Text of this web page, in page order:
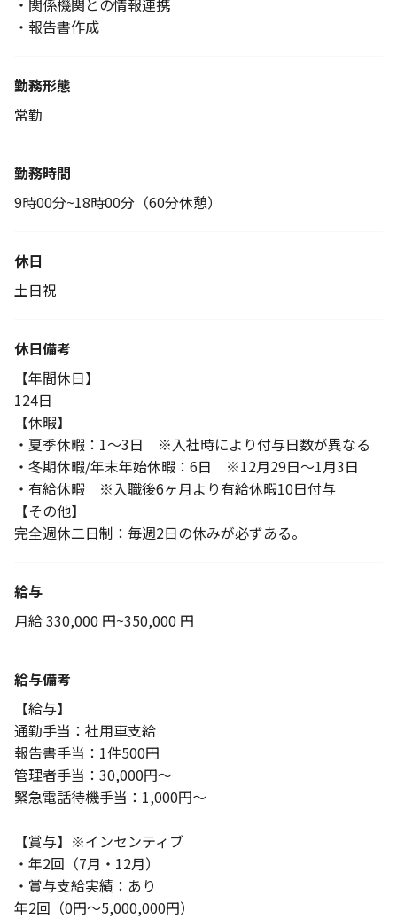
・関係機関との情報連携
・報告書作成
勤務形態
常勤
勤務時間
9時00分~18時00分（60分休憩）
休日
土日祝
休日備考
【年間休日】
124日
【休暇】
・夏季休暇：1～3日 ※入社時により付与日数が異なる
・冬期休暇/年末年始休暇：6日 ※12月29日～1月3日
・有給休暇 ※入職後6ヶ月より有給休暇10日付与
【その他】
完全週休二日制：毎週2日の休みが必ずある。
給与
月給 330,000 円~350,000 円
給与備考
【給与】
通勤手当：社用車支給
報告書手当：1件500円
管理者手当：30,000円～
緊急電話待機手当：1,000円～
【賞与】※インセンティブ
・年2回（7月・12月）
・賞与支給実績：あり
年2回（0円～5,000,000円）